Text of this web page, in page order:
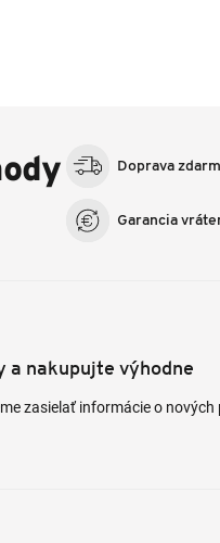
Doprava
Garancia
a nakupujte výhodne
zasielať informácie o